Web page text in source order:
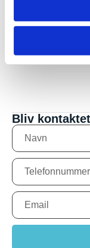
Bliv kontaktet